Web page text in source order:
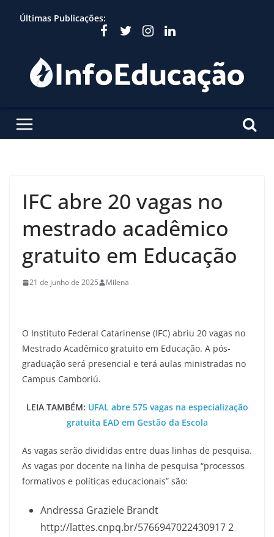
Últimas Publicações:
IFC abre 20 vagas no
mestrado acadêmico
gratuito em Educação
21 de junho de 2025 Milena
O Instituto Federal Catarinense (IFC) abriu 20 vagas no
Mestrado Acadêmico gratuito em Educação. A pós-
graduação será presencial e terá aulas ministradas no
Campus Camboriú.
LEIA TAMBÉM: UFAL abre 575 vagas na especialização
gratuita EAD em Gestão da Escola
As vagas serão divididas entre duas linhas de pesquisa.
As vagas por docente na linha de pesquisa “processos
formativos e políticas educacionais” são:
Andressa Graziele Brandt
http://lattes.cnpq.br/5766947022430917 2